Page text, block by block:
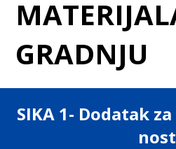
GRADNJU
SIKA 1- Dodatak
nost